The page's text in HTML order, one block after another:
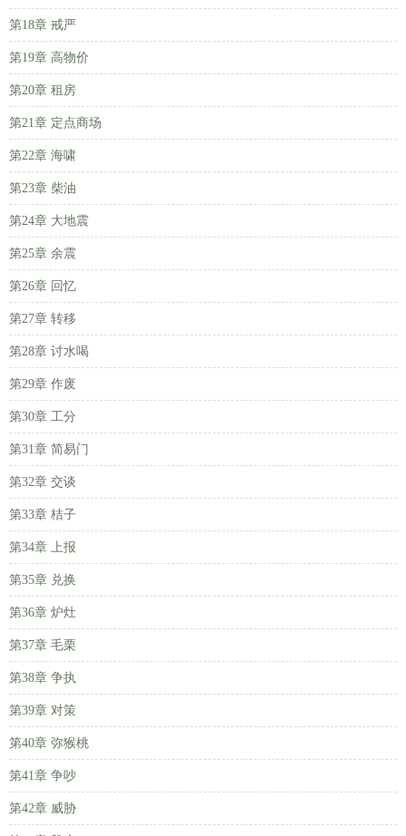
第18章 戒严
第19章 高物价
第20章 租房
第21章 定点商场
第22章 海啸
第23章 柴油
第24章 大地震
第25章 余震
第26章 回忆
第27章 转移
第28章 讨水喝
第29章 作废
第30章 工分
第31章 简易门
第32章 交谈
第33章 桔子
第34章 上报
第35章 兑换
第36章 炉灶
第37章 毛栗
第38章 争执
第39章 对策
第40章 弥猴桃
第41章 争吵
第42章 威胁